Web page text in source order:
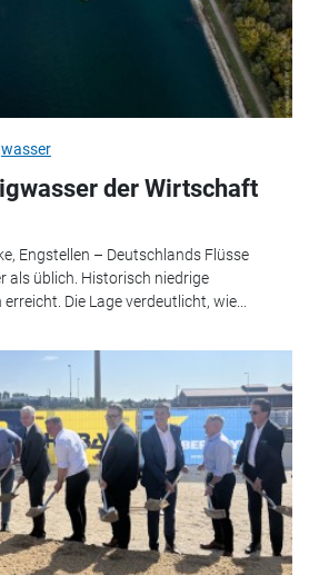
der Wirtschaft
Engstellen – Deutschlands Flüsse
als üblich. Historisch niedrige
Die Lage verdeutlicht, wie...